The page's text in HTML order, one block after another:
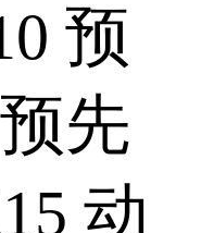
预
先
动